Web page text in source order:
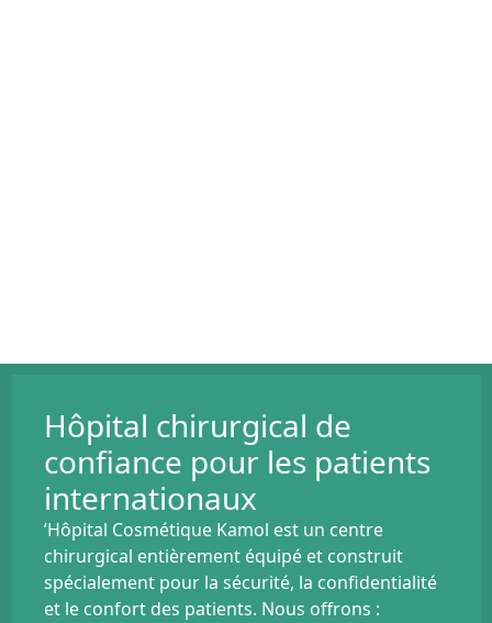
Hôpital chirurgical de
confiance pour les patients
internationaux
’Hôpital Cosmétique Kamol est un centre
chirurgical entièrement équipé et construit
spécialement pour la sécurité, la confidentialité
et le confort des patients. Nous offrons :